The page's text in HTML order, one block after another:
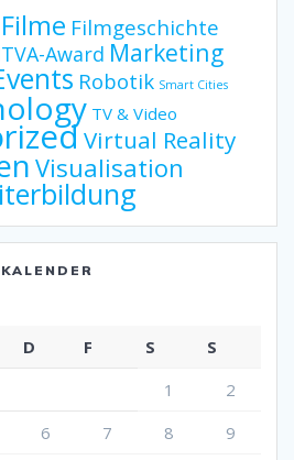
Filme Filmgeschichte
Award Marketing
Robotik Smart Cities
TV & Video
Virtual Reality
Visualisation
KALENDER
D F S
S
1
2
6 7 8
9